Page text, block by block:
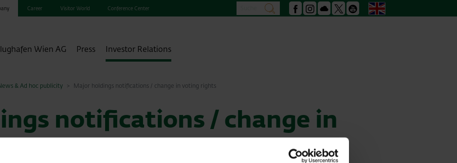
Career Visitor World Conference Center search Facebook
Instagram
Podcast YoutubeEnglish
Wien AG Press Investor Relations
& Ad hoc publicity Major holdings notifications / change in voting rights
notifications / change in